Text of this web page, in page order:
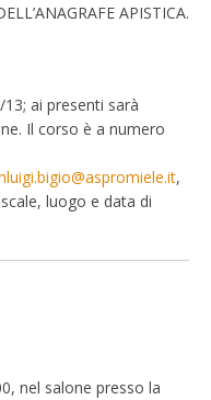
APISTICA.
ai presenti sarà
Il corso è a numero
,
luogo e data di
nel salone presso la